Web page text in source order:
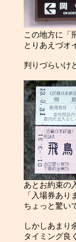
この地方に「
とりあえづオ
判りづらいけ
「入場券あ
ちょっと驚い
しかしあまり
タイミング良